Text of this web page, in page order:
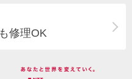
修理OK